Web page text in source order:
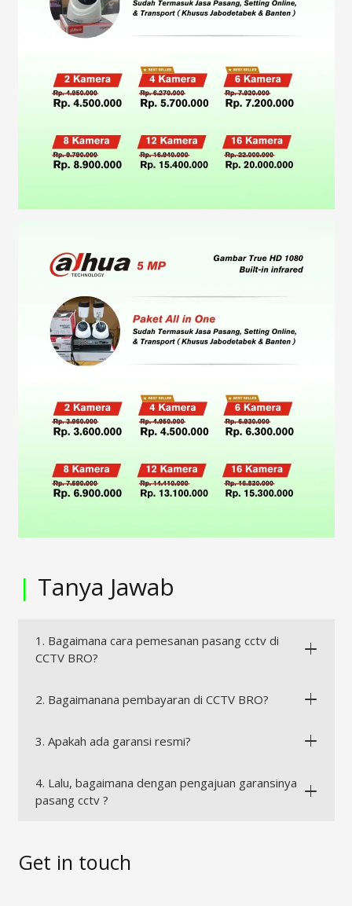
| Tanya Jawab
1. Bagaimana cara pemesanan pasang cctv di
CCTV BRO?
2. Bagaimanana pembayaran di CCTV BRO?
3. Apakah ada garansi resmi?
4. Lalu, bagaimana dengan pengajuan garansinya
pasang cctv ?
Get in touch